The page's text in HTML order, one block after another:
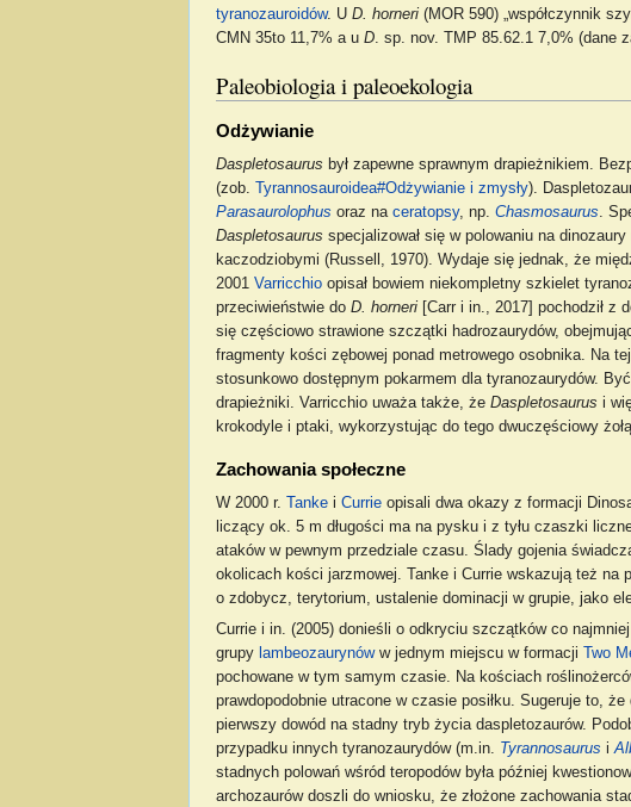
tyranozauroidów. U D. horneri(MOR 590) „współczynnik
CMN 35to 11,7% a u D. sp. nov. TMP 85.62.1 7,0% (dane
Paleobiologia i paleoekologia
Odżywianie
Daspletosaurus był zapewne sprawnym drapieżnikiem.
(zob.
Tyrannosauroidea#Odżywianie i zmysły).
Parasaurolophus oraz na ceratopsy, np. Chasmosaurus.
Daspletosaurus specjalizował się w polowaniu na
kaczodziobymi (Russell, 1970). Wydaje się jednak, że
2001 Varricchioopisał bowiem niekompletny szkielet
przeciwieństwie do D. horneri[Carr i in., 2017] pochodził z
się częściowo strawione szczątki hadrozaurydów,
fragmenty kości zębowej ponad metrowego osobnika. Na
stosunkowo dostępnym pokarmem dla tyranozaurydów.
drapieżniki. Varricchio uważa także, że Daspletosaurus i
krokodyle i ptaki, wykorzystując do tego dwuczęściowy
Zachowania społeczne
W 2000 r. Tankei Currieopisali dwa okazy z formacji
liczący ok. 5 m długości ma na pysku i z tyłu czaszki
ataków w pewnym przedziale czasu. Ślady gojenia
okolicach kości jarzmowej. Tanke i Currie wskazują też na
o zdobycz, terytorium, ustalenie dominacji w grupie, jako
Currie i in. (2005) donieśli o odkryciu szczątków co
grupy lambeozaurynóww jednym miejscu w formacji Two
pochowane w tym samym czasie. Na kościach
prawdopodobnie utracone w czasie posiłku. Sugeruje to,
pierwszy dowód na stadny tryb życia daspletozaurów.
przypadku innych tyranozaurydów (m.in. Tyrannosaurus i
stadnych polowań wśród teropodów była później
archozaurów doszli do wniosku, że złożone zachowania